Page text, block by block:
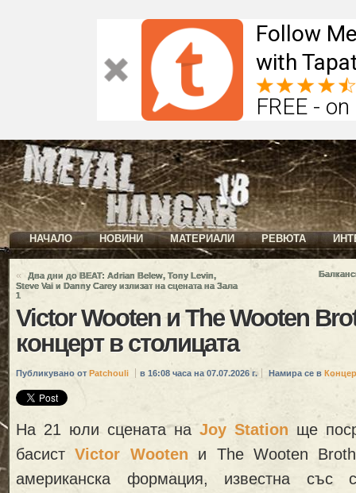
Follow
with
FREE -
НАЧАЛО НОВИНИ МАТЕРИАЛИ РЕВЮТА
«
Два дни до BEAT: Adrian Belew, Tony Levin,
Steve Vai и Danny Carey излизат на сцената на Зала
1
Victor Wooten и The Wooten
концерт в столицата
Публикувано от Patchouli в 16:08 часа на 07.07.2026 г. Намира се в
На 21 юли сцената наJoy Station ще
басистVictor Wooten и The Wooten
американска формация, известна със